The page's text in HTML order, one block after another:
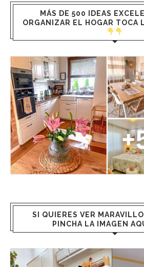
MÁS DE 500 IDEAS
ORGANIZAR EL HOGAR TOCA
SI QUIERES VER
PINCHA LA IMAGEN